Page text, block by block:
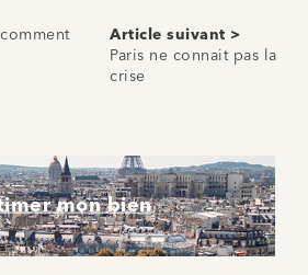
Article suivant >
Paris ne connait pas la
crise
mon bien